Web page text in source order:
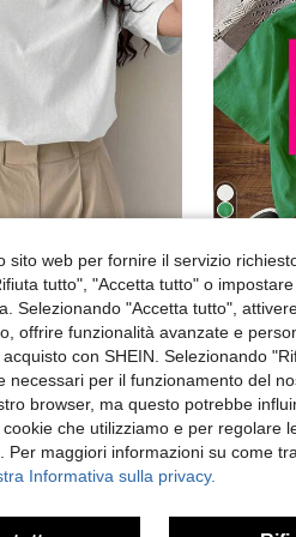
#outfitcasual
Magazzino EU DAZY T-shirt estiva con spalle a caduta
(1000+)
lavorativi
7.98€
4-7
sito web per fornire il servizio
tutto", "Accetta tutto" o
Selezionando "Accetta tutto",
offrire funzionalità avanzate e
con SHEIN. Selezionando
per il funzionamento del
browser, ma questo potrebbe
che utilizziamo e per regolare
maggiori informazioni su come
Informativa sulla privacy.